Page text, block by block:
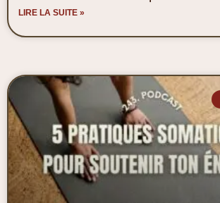
LIRE LA SUITE »